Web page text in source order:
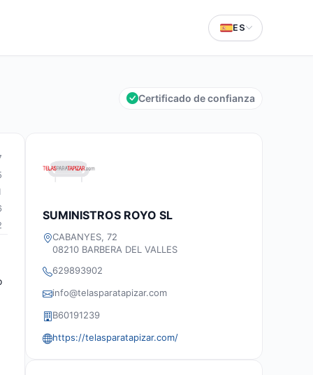
ES
Certificado de confianza
SUMINISTROS ROYO SL
CABANYES, 72
08210 BARBERA DEL VALLES
629893902
info@telasparatapizar.com
B60191239
https://telasparatapizar.com/